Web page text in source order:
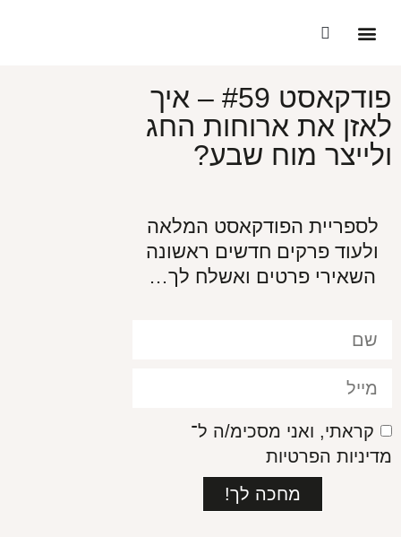
פודקאסט #59 – איך
לאזן את ארוחות החג
ולייצר מוח שבע?
לספריית הפודקאסט המלאה
ולעוד פרקים חדשים ראשונה
השאירי פרטים ואשלח לך…
קראתי, ואני מסכימ/ה ל־
מדיניות הפרטיות
מחכה לך!